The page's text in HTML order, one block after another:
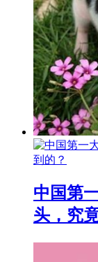
中国第
头，究